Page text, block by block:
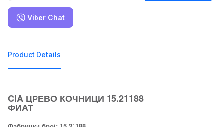
Viber Chat
Product Details
CIA ЦРЕВО КОЧНИЦИ 15.21188
ФИАТ